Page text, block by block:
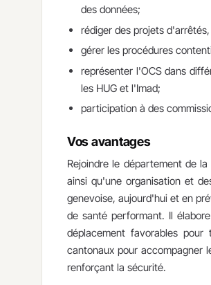
des données;
rédiger des projets
gérer les procédures
représenter l'OCS dans
les HUG et l'Imad;
participation à des
Vos avantages
Rejoindre le département de
ainsi qu'une organisation et
genevoise, aujourd'hui et en
de santé performant. Il
déplacement favorables
cantonaux pour accompagner
renforçant la sécurité.​​